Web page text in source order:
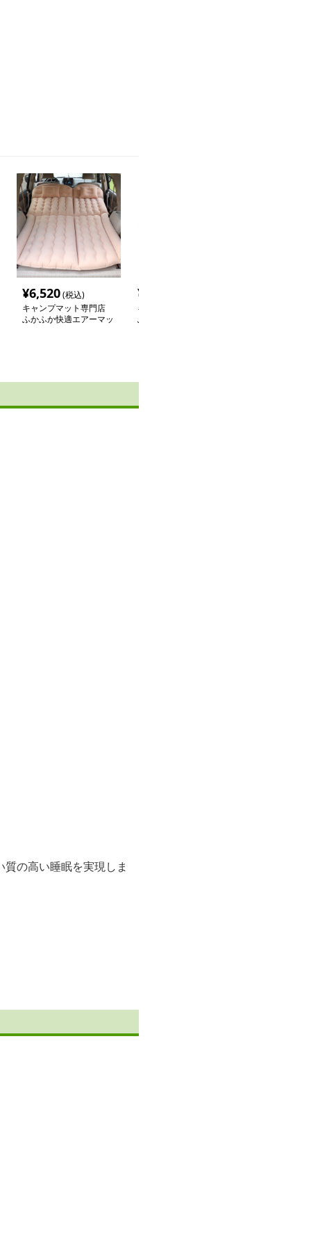
¥6,520(税込)
キャンプマット専門店
ふかふか快適エアーマッ
¥
キャンプマット専門店
ふわふわエアーテントマ
の高い睡眠を実現しま